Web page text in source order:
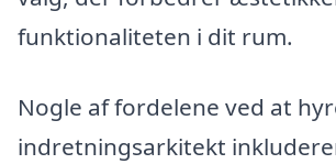
funktionaliteten i dit rum.
Nogle af fordelene ved at
indretningsarkitekt